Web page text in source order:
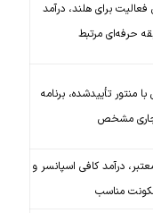
برای هلند، درآمد
حرفه‌ای مرتبط
با منتور تأییدشده، برنامه
مشخص
درآمد کافی اسپانسر و
مناسب